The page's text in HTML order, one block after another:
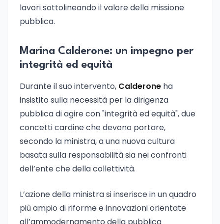
lavori sottolineando il valore della missione
pubblica.
Marina Calderone: un impegno per
integrità ed equità
Durante il suo intervento, Calderone ha
insistito sulla necessità per la dirigenza
pubblica di agire con "integrità ed equità", due
concetti cardine che devono portare,
secondo la ministra, a una nuova cultura
basata sulla responsabilità sia nei confronti
dell’ente che della collettività.
L’azione della ministra si inserisce in un quadro
più ampio di riforme e innovazioni orientate